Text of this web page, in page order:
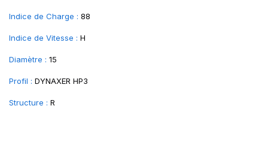
Indice de Charge : 88
Indice de Vitesse : H
Diamètre : 15
Profil : DYNAXER HP3
Structure : R